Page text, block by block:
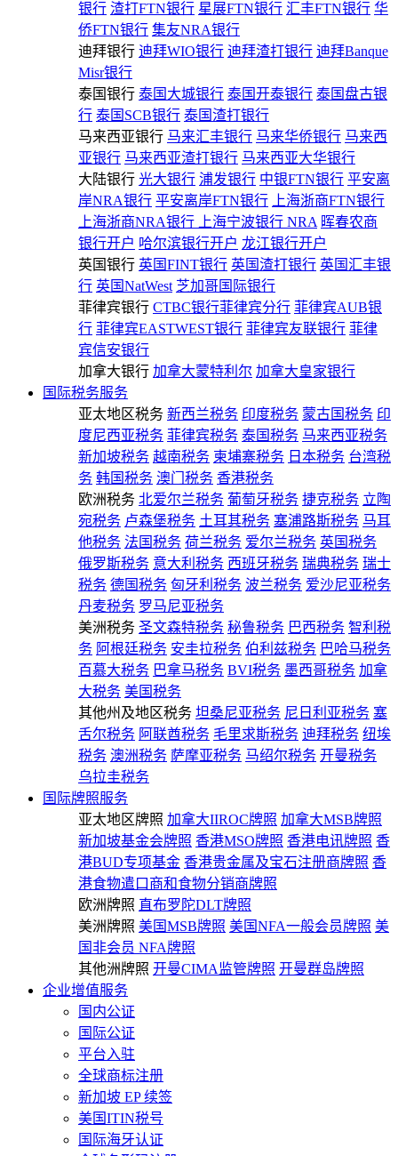
银行 渣打FTN银行 星展FTN银行 汇丰FTN银行 华
侨FTN银行 集友NRA银行
迪拜银行 迪拜WIO银行 迪拜渣打银行 迪拜Banque
Misr银行
泰国银行 泰国大城银行 泰国开泰银行 泰国盘古银
行 泰国SCB银行 泰国渣打银行
马来西亚银行 马来汇丰银行 马来华侨银行 马来西
亚银行 马来西亚渣打银行 马来西亚大华银行
大陆银行 光大银行 浦发银行 中银FTN银行 平安离
岸NRA银行 平安离岸FTN银行
上海浙商FTN银行
上海浙商NRA银行
上海宁波银行 NRA 晖春农商
银行开户 哈尔滨银行开户 龙江银行开户
英国银行 英国FINT银行 英国渣打银行 英国汇丰银
行 英国NatWest 芝加哥国际银行
菲律宾银行 CTBC银行菲律宾分行 菲律宾AUB银
行 菲律宾EASTWEST银行 菲律宾友联银行 菲律
宾信安银行
加拿大银行 加拿大蒙特利尔 加拿大皇家银行
国际税务服务
亚太地区税务 新西兰税务 印度税务 蒙古国税务 印
度尼西亚税务 菲律宾税务 泰国税务 马来西亚税务
新加坡税务 越南税务 柬埔寨税务 日本税务 台湾税
务 韩国税务 澳门税务 香港税务
欧洲税务 北爱尔兰税务 葡萄牙税务 捷克税务 立陶
宛税务 卢森堡税务 土耳其税务 塞浦路斯税务 马耳
他税务 法国税务 荷兰税务 爱尔兰税务 英国税务
俄罗斯税务 意大利税务 西班牙税务 瑞典税务 瑞士
税务 德国税务 匈牙利税务 波兰税务 爱沙尼亚税务
丹麦税务 罗马尼亚税务
美洲税务 圣文森特税务 秘鲁税务 巴西税务 智利税
务 阿根廷税务 安圭拉税务 伯利兹税务 巴哈马税务
百慕大税务 巴拿马税务 BVI税务 墨西哥税务 加拿
大税务 美国税务
其他州及地区税务 坦桑尼亚税务 尼日利亚税务 塞
舌尔税务 阿联酋税务 毛里求斯税务 迪拜税务 纽埃
税务 澳洲税务 萨摩亚税务 马绍尔税务 开曼税务
乌拉圭税务
国际牌照服务
亚太地区牌照 加拿大IIROC牌照 加拿大MSB牌照
新加坡基金会牌照 香港MSO牌照 香港电讯牌照 香
港BUD专项基金 香港贵金属及宝石注册商牌照 香
港食物遣口商和食物分销商牌照
欧洲牌照 直布罗陀DLT牌照
美洲牌照 美国MSB牌照 美国NFA一般会员牌照 美
国非会员 NFA牌照
其他洲牌照 开曼CIMA监管牌照 开曼群岛牌照
企业增值服务
国内公证
国际公证
平台入驻
全球商标注册
新加坡 EP 续签
美国ITIN税号
国际海牙认证